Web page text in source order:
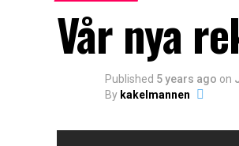
Vår nya
Published 5 years ago on
By kakelmannen